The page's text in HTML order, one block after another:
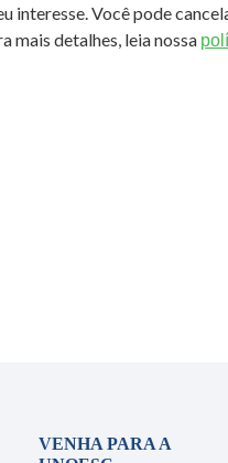
interesse. Você pode
mais detalhes, leia nossa
VENHA PARA A